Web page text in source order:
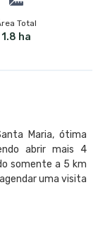
Total
1.8 ha
Maria, ótima
abrir mais 4
somente a 5 km
uma visita